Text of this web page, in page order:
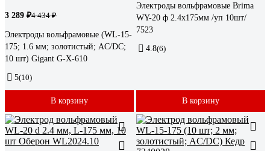
3 289 ₽4 434 ₽
Электроды вольфрамовые (WL-15-
175; 1.6 мм; золотистый; AC/DC;
10 шт) Gigant G-X-610
5(10)
В корзину
Электроды вольфрамовые Brima
WY-20 ф 2.4х175мм /уп 10шт/
7523
4.8(6)
В корзину